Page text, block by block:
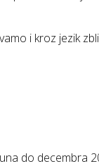
i kroz jezik
do decembra